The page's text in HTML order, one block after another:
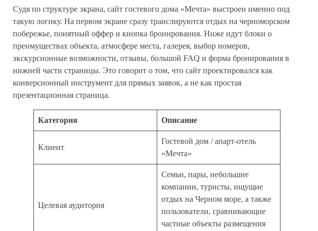
Судя по структуре экрана, сайт гостевого дома «Мечта» выстроен именно под
такую логику. На первом экране сразу транслируются отдых на черноморском
побережье, понятный оффер и кнопка бронирования. Ниже идут блоки о
преимуществах объекта, атмосфере места, галерея, выбор номеров,
экскурсионные возможности, отзывы, большой FAQ и форма бронирования в
нижней части страницы. Это говорит о том, что сайт проектировался как
конверсионный инструмент для прямых заявок, а не как простая
презентационная страница.
Категория Описание
Клиент
Гостевой дом / апарт-отель
«Мечта»
Целевая аудитория
Семьи, пары, небольшие
компании, туристы, ищущие
отдых на Черном море, а также
пользователи, сравнивающие
частные объекты размещения